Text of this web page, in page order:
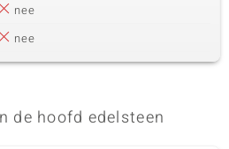
nee
nee
de hoofd edelsteen